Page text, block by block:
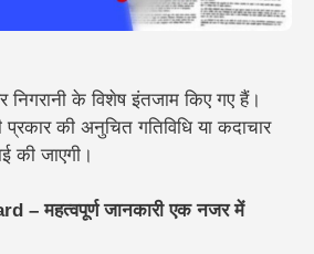
निगरानी के विशेष इंतजाम किए गए हैं।
प्रकार की अनुचित गतिविधि या कदाचार
की जाएगी।
– महत्वपूर्ण जानकारी एक नजर में